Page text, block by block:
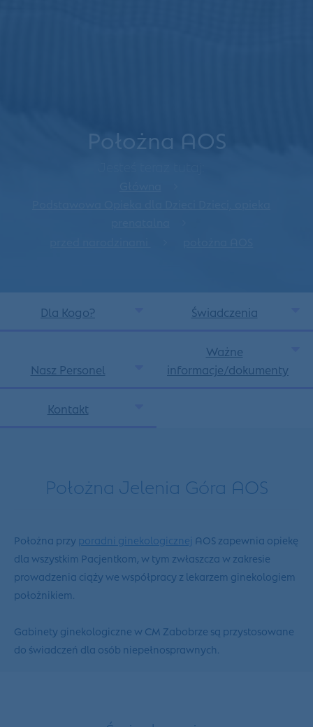
Położna AOS
Dla Kogo? Świadczenia
Nasz Personel
Ważne
informacje/dokumenty
Kontakt
Położna Jelenia Góra AOS
Położna przy poradni ginekologicznej AOS zapewnia opiekę
dla wszystkim Pacjentkom, w tym zwłaszcza w zakresie
prowadzenia ciąży we współpracy z lekarzem ginekologiem
położnikiem.
Gabinety ginekologiczne w CM Zabobrze są przystosowane
do świadczeń dla osób niepełnosprawnych.